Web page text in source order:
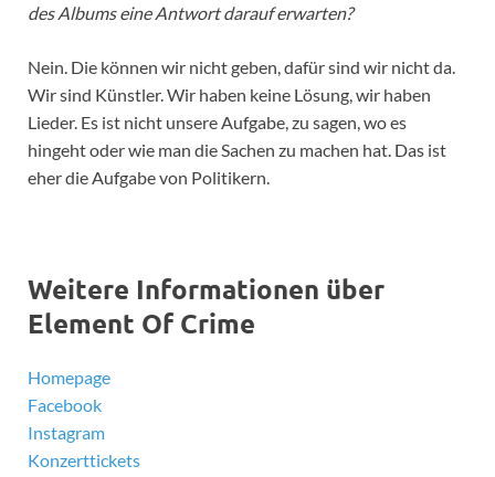
des Albums eine Antwort darauf erwarten?
Nein. Die können wir nicht geben, dafür sind wir nicht da.
Wir sind Künstler. Wir haben keine Lösung, wir haben
Lieder. Es ist nicht unsere Aufgabe, zu sagen, wo es
hingeht oder wie man die Sachen zu machen hat. Das ist
eher die Aufgabe von Politikern.
Weitere Informationen über
Element Of Crime
Homepage
Facebook
Instagram
Konzerttickets